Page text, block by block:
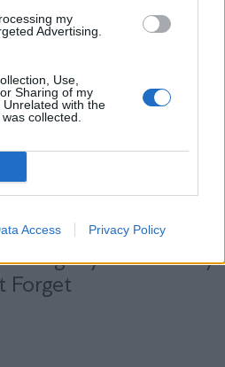
my
Advertising.
Use,
Sharing of my
with the
collected.
Access Privacy Policy
X